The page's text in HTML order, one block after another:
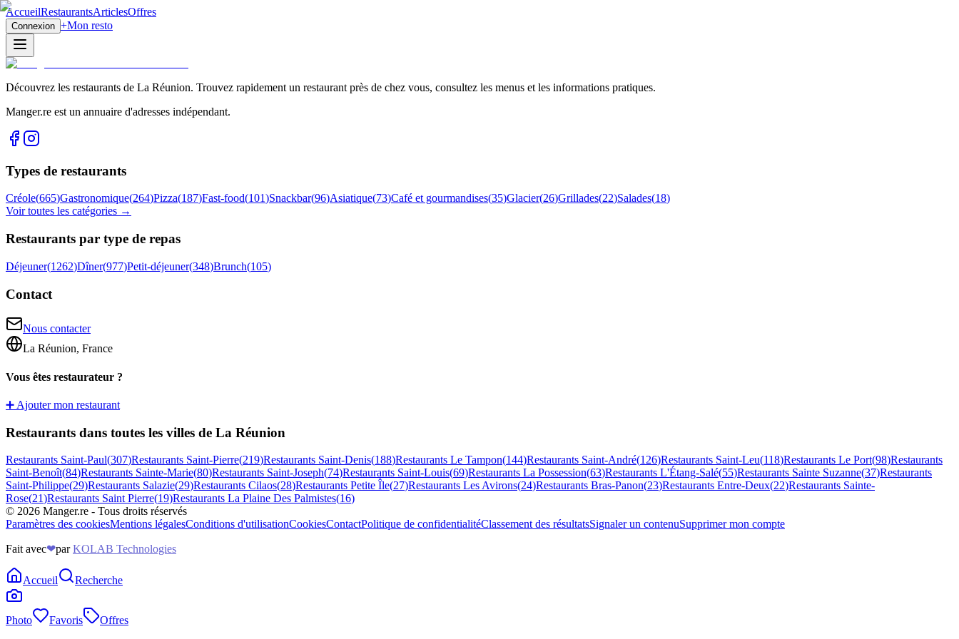
AccueilRestaurantsArticlesOffres
Connexion +Mon resto
Découvrez les restaurants de La Réunion. Trouvez rapidement un restaurant près de chez vous, consultez les menus et les informations pratiques.
Manger.re est un annuaire d'adresses indépendant.
Types de restaurants
Créole(665)Gastronomique(264)Pizza(187)Fast-food(101)Snackbar(96)Asiatique(73)Café et gourmandises(35)Glacier(26)Grillades(22)Salades(18)
Voir toutes les catégories →
Restaurants par type de repas
Déjeuner(1262)Dîner(977)Petit-déjeuner(348)Brunch(105)
Contact
Nous contacter
La Réunion, France
Vous êtes restaurateur ?
➕ Ajouter mon restaurant
Restaurants dans toutes les villes de La Réunion
Restaurants Saint-Paul(307)Restaurants Saint-Pierre(219)Restaurants Saint-Denis(188)Restaurants Le Tampon(144)Restaurants Saint-André(126)Restaurants Saint-Leu(118)Restaurants Le Port(98)Restaurants
Saint-Benoît(84)Restaurants Sainte-Marie(80)Restaurants Saint-Joseph(74)Restaurants Saint-Louis(69)Restaurants La Possession(63)Restaurants L'Étang-Salé(55)Restaurants Sainte Suzanne(37)Restaurants
Saint-Philippe(29)Restaurants Salazie(29)Restaurants Cilaos(28)Restaurants Petite Île(27)Restaurants Les Avirons(24)Restaurants Bras-Panon(23)Restaurants Entre-Deux(22)Restaurants Sainte-
Rose(21)Restaurants Saint Pierre(19)Restaurants La Plaine Des Palmistes(16)
© 2026 Manger.re - Tous droits réservés
Paramètres des cookiesMentions légalesConditions d'utilisationCookiesContactPolitique de confidentialitéClassement des résultatsSignaler un contenuSupprimer mon compte
Fait avec❤par KOLAB Technologies
Accueil Recherche
Photo Favoris Offres